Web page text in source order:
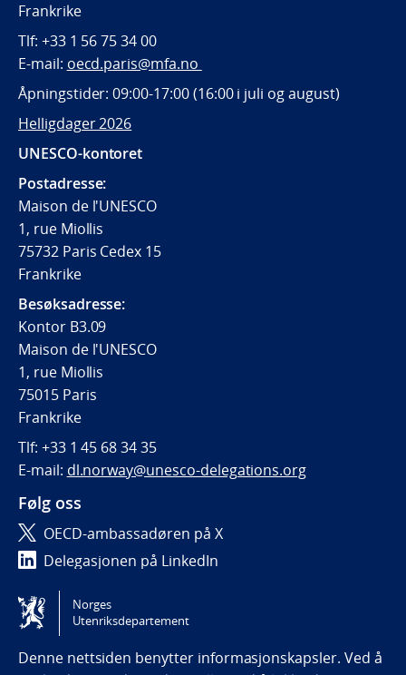
Frankrike
Tlf: +33 1 56 75 34 00
E-mail: oecd.paris@mfa.no
Åpningstider: 09:00-17:00 (16:00 i juli og august)
Helligdager 2026
UNESCO-kontoret
Postadresse:
Maison de l'UNESCO
1, rue Miollis
75732 Paris Cedex 15
Frankrike
Besøksadresse:
Kontor B3.09
Maison de l'UNESCO
1, rue Miollis
75015 Paris
Frankrike
Tlf: +33 1 45 68 34 35
E-mail: dl.norway@unesco-delegations.org
Følg oss
OECD-ambassadøren på X
Delegasjonen på LinkedIn
Delegasjonen på Instagram
Tilgjengelighetserklæring / Accessibility statement
(NO)
Norges
Utenriksdepartement
Denne nettsiden benytter informasjonskapsler. Ved å